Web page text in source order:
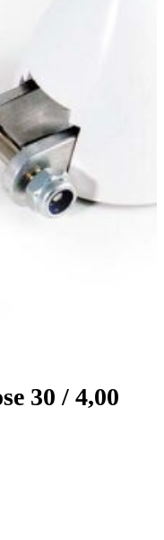
30 / 4,00